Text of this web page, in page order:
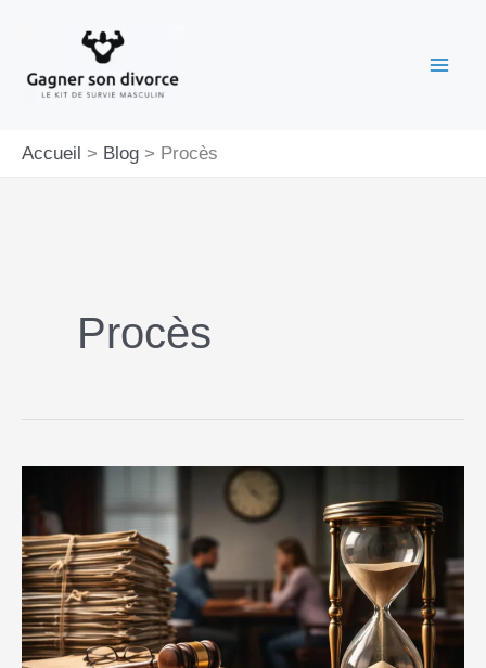
contenu
Accueil Blog Procès
Procès